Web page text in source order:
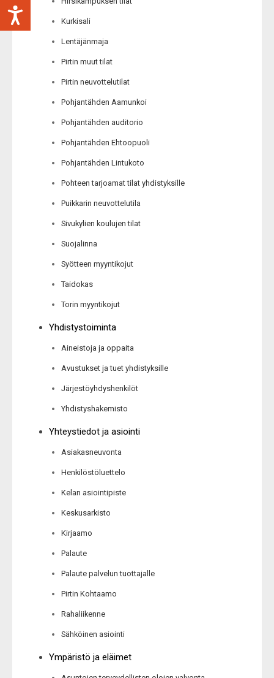
Kurkisali
Lentäjänmaja
Pirtin muut tilat
Pirtin neuvottelutilat
Pohjantähden Aamunkoi
Pohjantähden auditorio
Pohjantähden Ehtoopuoli
Pohjantähden Lintukoto
Pohteen tarjoamat tilat yhdistyksille
Puikkarin neuvottelutila
Sivukylien koulujen tilat
Suojalinna
Syötteen myyntikojut
Taidokas
Torin myyntikojut
Yhdistystoiminta
Aineistoja ja oppaita
Avustukset ja tuet yhdistyksille
Järjestöyhdyshenkilöt
Yhdistyshakemisto
Yhteystiedot ja asiointi
Asiakasneuvonta
Henkilöstöluettelo
Kelan asiointipiste
Keskusarkisto
Kirjaamo
Palaute
Palaute palvelun tuottajalle
Pirtin Kohtaamo
Rahaliikenne
Sähköinen asiointi
Ympäristö ja eläimet